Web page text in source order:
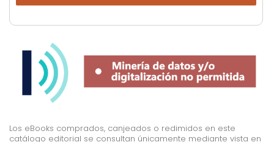
Los eBooks comprados, canjeados o redimidos en este
catálogo editorial se consultan únicamente mediante vista en